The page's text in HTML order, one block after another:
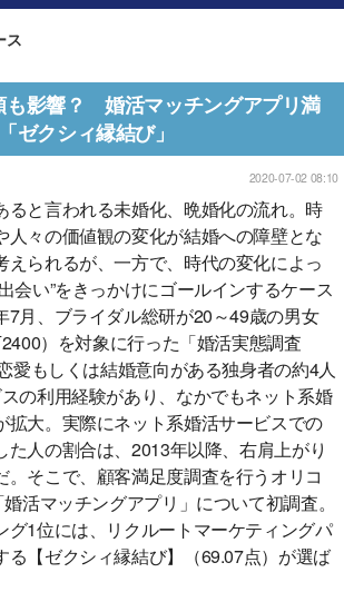
ス
も影響？ 婚活マッチングアプリ満
ゼクシィ縁結び」
2020-07-02 08:10
と言われる未婚化、晩婚化の流れ。時
人々の価値観の変化が結婚への障壁とな
えられるが、一方で、時代の変化によっ
会い”をきっかけにゴールインするケース
7月、ブライダル総研が20～49歳の男女
2400）を対象に行った「婚活実態調査
愛もしくは結婚意向がある独身者の約4人
の利用経験があり、なかでもネット系婚
拡大。実際にネット系婚活サービスでの
た人の割合は、2013年以降、右肩上がり
。そこで、顧客満足度調査を行うオリコ
活マッチングアプリ」について初調査。
グ1位には、リクルートマーケティングパ
る【ゼクシィ縁結び】（69.07点）が選ば